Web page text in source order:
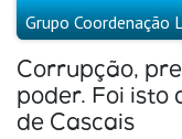
Grupo Coordenação
Corrupção,
poder. Foi isto
de Cascais